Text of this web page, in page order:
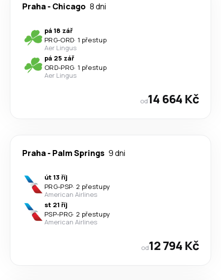
Praha- Chicago 8 dni
pá 18 zář
PRG-ORD· 1 přestup
Aer Lingus
pá 25 zář
ORD-PRG· 1 přestup
Aer Lingus
od14 664 Kč
Praha- Palm Springs 9 dni
út 13 říj
PRG-PSP· 2 přestupy
American Airlines
st 21 říj
PSP-PRG· 2 přestupy
American Airlines
od12 794 Kč